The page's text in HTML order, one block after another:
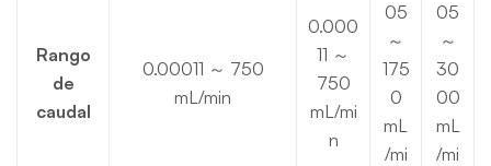
Rango
de
caudal
0.00011 ～ 750
mL/min
0.000
11 ～
750
mL/mi
n
05
～
175
0
mL
/mi
05
～
30
00
mL
/mi